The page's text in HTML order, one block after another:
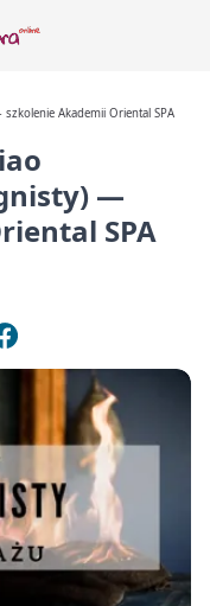
Akademii Oriental SPA
—
SPA